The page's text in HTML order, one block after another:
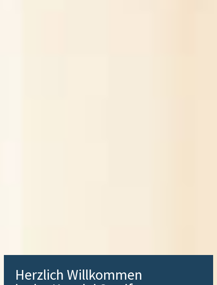
Herzlich Willkommen